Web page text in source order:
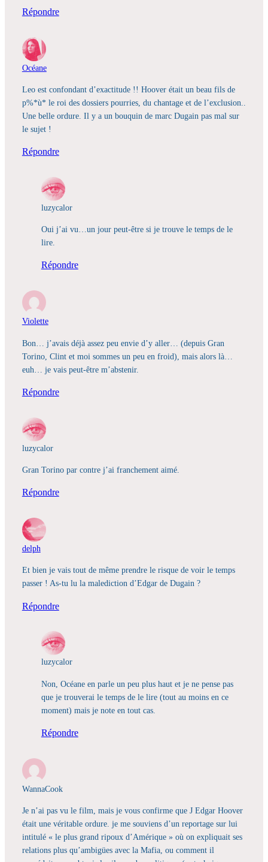
Répondre
Océane
Leo est confondant d’exactitude !! Hoover était un beau fils de
p%*ù* le roi des dossiers pourries, du chantage et de l’exclusion..
Une belle ordure. Il y a un bouquin de marc Dugain pas mal sur
le sujet !
Répondre
luzycalor
Oui j’ai vu…un jour peut-être si je trouve le temps de le
lire.
Répondre
Violette
Bon… j’avais déjà assez peu envie d’y aller… (depuis Gran
Torino, Clint et moi sommes un peu en froid), mais alors là…
euh… je vais peut-être m’abstenir.
Répondre
luzycalor
Gran Torino par contre j’ai franchement aimé.
Répondre
delph
Et bien je vais tout de même prendre le risque de voir le temps
passer ! As-tu lu la malediction d’Edgar de Dugain ?
Répondre
luzycalor
Non, Océane en parle un peu plus haut et je ne pense pas
que je trouverai le temps de le lire (tout au moins en ce
moment) mais je note en tout cas.
Répondre
WannaCook
Je n’ai pas vu le film, mais je vous confirme que J Edgar Hoover
était une véritable ordure. je me souviens d’un reportage sur lui
intitulé « le plus grand ripoux d’Amérique » où on expliquait ses
relations plus qu’ambigües avec la Mafia, ou comment il